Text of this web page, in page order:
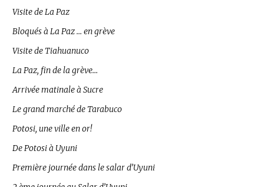
Visite de La Paz
Bloqués à La Paz … en grève
Visite de Tiahuanuco
La Paz, fin de la grève…
Arrivée matinale à Sucre
Le grand marché de Tarabuco
Potosi, une ville en or!
De Potosi à Uyuni
Première journée dans le salar d’Uyuni